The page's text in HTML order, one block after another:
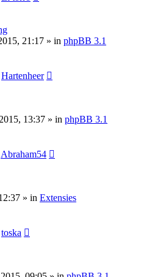
21:17 » in phpBB 3.1
Hartenheer
13:37 » in phpBB 3.1
Abraham54
» in Extensies
toska